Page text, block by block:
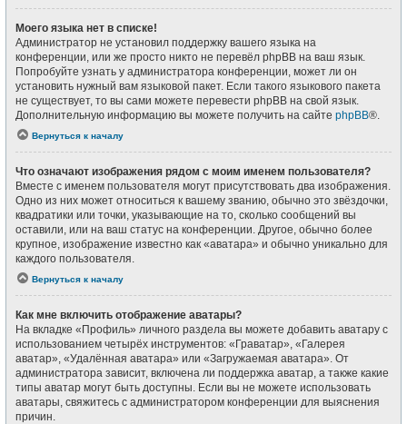
Моего языка нет в списке!
Администратор не установил поддержку вашего языка на
конференции, или же просто никто не перевёл phpBB на ваш язык.
Попробуйте узнать у администратора конференции, может ли он
установить нужный вам языковой пакет. Если такого языкового пакета
не существует, то вы сами можете перевести phpBB на свой язык.
Дополнительную информацию вы можете получить на сайте phpBB®.
Вернуться к началу
Что означают изображения рядом с моим именем пользователя?
Вместе с именем пользователя могут присутствовать два изображения.
Одно из них может относиться к вашему званию, обычно это звёздочки,
квадратики или точки, указывающие на то, сколько сообщений вы
оставили, или на ваш статус на конференции. Другое, обычно более
крупное, изображение известно как «аватара» и обычно уникально для
каждого пользователя.
Вернуться к началу
Как мне включить отображение аватары?
На вкладке «Профиль» личного раздела вы можете добавить аватару с
использованием четырёх инструментов: «Граватар», «Галерея
аватар», «Удалённая аватара» или «Загружаемая аватара». От
администратора зависит, включена ли поддержка аватар, а также какие
типы аватар могут быть доступны. Если вы не можете использовать
аватары, свяжитесь с администратором конференции для выяснения
причин.